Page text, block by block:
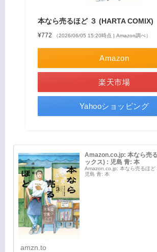
本なら売るほど ３ (HARTA COMIX)
¥772 （2026/06/05 15:20時点 | Amazon調べ）
Amazon
楽天市場
Yahooショッピング
Amazon.co.jp: 本なら売
ックス) : 児島 青: 本
Amazon.co.jp: 本なら売るほど
児島 青: 本
amzn.to